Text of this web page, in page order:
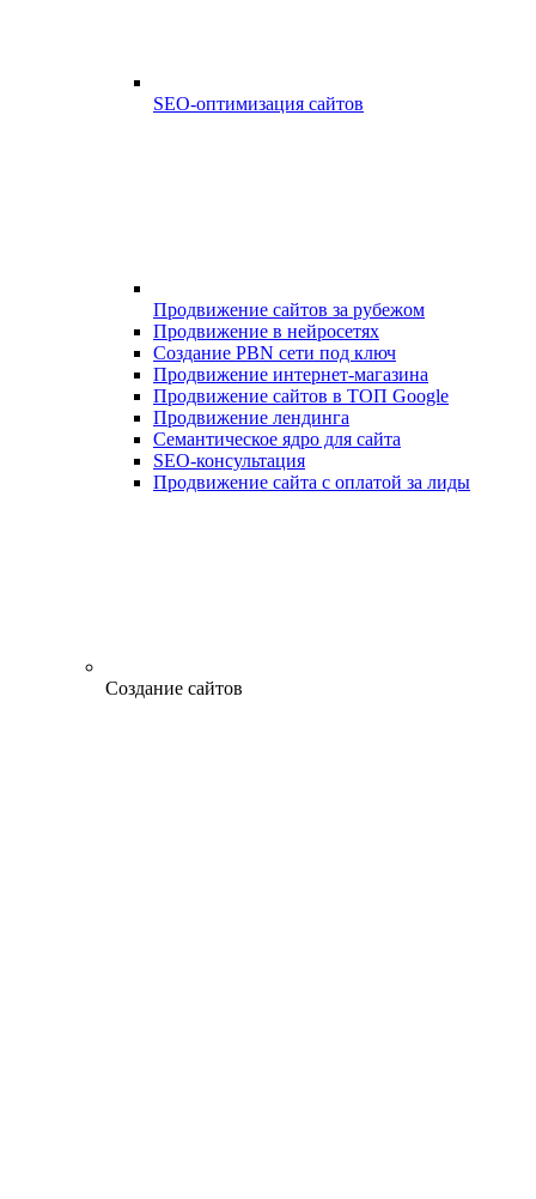
SEO-оптимизация сайтов
Продвижение сайтов за рубежом
Продвижение в нейросетях
Создание PBN сети под ключ
Продвижение интернет-магазина
Продвижение сайтов в ТОП Google
Продвижение лендинга
Семантическое ядро для сайта
SEO-консультация
Продвижение сайта с оплатой за лиды
Создание сайтов